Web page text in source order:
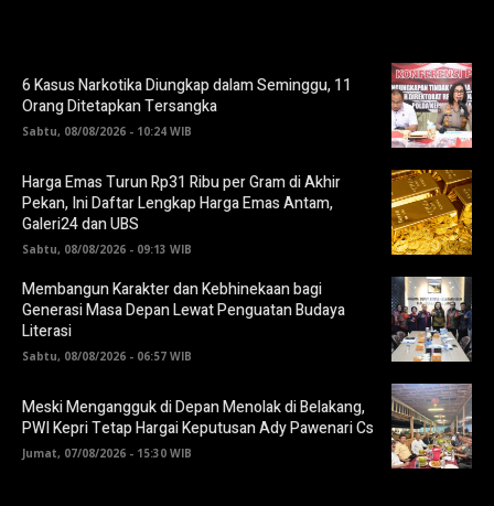
6 Kasus Narkotika Diungkap dalam Seminggu, 11
Orang Ditetapkan Tersangka
Sabtu, 08/08/2026 - 10:24 WIB
Harga Emas Turun Rp31 Ribu per Gram di Akhir
Pekan, Ini Daftar Lengkap Harga Emas Antam,
Galeri24 dan UBS
Sabtu, 08/08/2026 - 09:13 WIB
Membangun Karakter dan Kebhinekaan bagi
Generasi Masa Depan Lewat Penguatan Budaya
Literasi
Sabtu, 08/08/2026 - 06:57 WIB
Meski Mengangguk di Depan Menolak di Belakang,
PWI Kepri Tetap Hargai Keputusan Ady Pawenari Cs
Jumat, 07/08/2026 - 15:30 WIB